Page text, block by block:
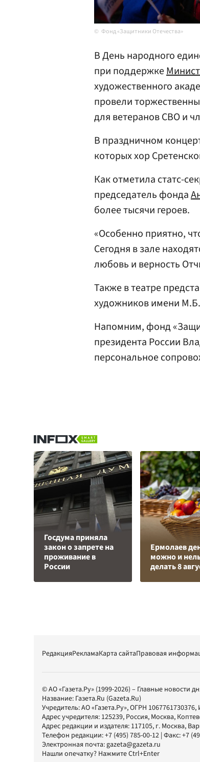
Фонд «Защитники Отечества»
В День народного
при поддержке
художественного
провели
для ветеранов СВО и
В праздничном
которых хор
Как отметила статс-
председатель фонда
более тысячи героев.
«Особенно приятно,
Сегодня в зале
любовь и верность
Также в театре
художников имени
Напомним, фонд
президента России
персональное
Госдума приняла
закон о запрете на
проживание в
России
Ермолаев
можно и
делать 8
РедакцияРекламаКарта сайтаПравовая
© АО «Газета.Ру» (1999-2026) – Главные новости
Название: Газета.Ru (Gazeta.Ru)
Учредитель:АО «Газета.Ру», ОГРН
Адрес учредителя: 125239, Россия, Москва,
Адрес редакции и издателя: 117105, г. Москва,
Телефон редакции:+7 (495) 785-00-12 | Факс:+7
Электронная почта:gazeta@gazeta.ru
Нашли опечатку? Нажмите Ctrl+Enter